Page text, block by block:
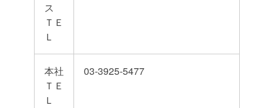
ス
ＴＥ
Ｌ
本社
ＴＥ
Ｌ
03-3925-5477